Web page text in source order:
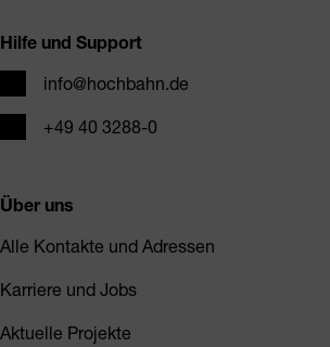
Hilfe und Support
E-Mailinfo@hochbahn.de
Telefon+49 40 3288-0
Über uns
Alle Kontakte und Adressen
Karriere und Jobs
Aktuelle Projekte